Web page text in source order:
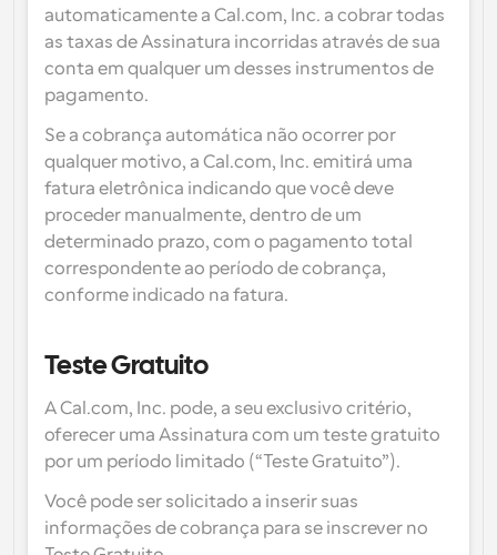
automaticamente a Cal.com, Inc. a cobrar todas
as taxas de Assinatura incorridas através de sua
conta em qualquer um desses instrumentos de
pagamento.
Se a cobrança automática não ocorrer por
qualquer motivo, a Cal.com, Inc. emitirá uma
fatura eletrônica indicando que você deve
proceder manualmente, dentro de um
determinado prazo, com o pagamento total
correspondente ao período de cobrança,
conforme indicado na fatura.
Teste Gratuito
A Cal.com, Inc. pode, a seu exclusivo critério,
oferecer uma Assinatura com um teste gratuito
por um período limitado (“Teste Gratuito”).
Você pode ser solicitado a inserir suas
informações de cobrança para se inscrever no